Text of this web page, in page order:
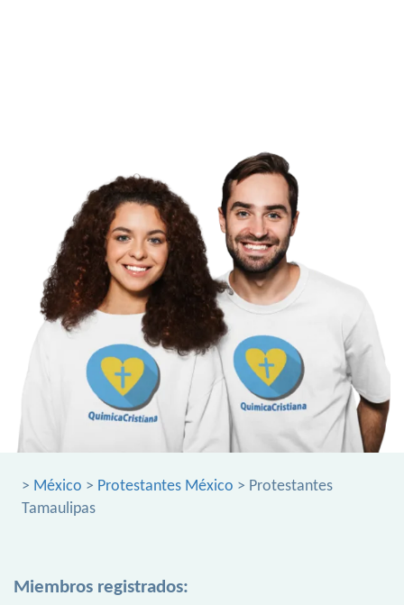
> México > Protestantes México > Protestantes
Tamaulipas
Miembros registrados: